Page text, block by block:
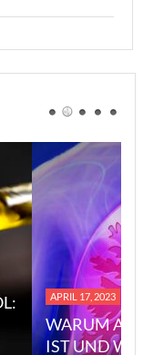
APRIL 17, 2023
WARUM
IST UND WIE